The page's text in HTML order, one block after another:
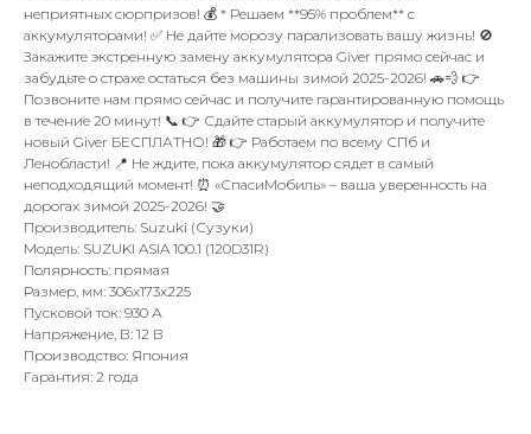
неприятных сюрпризов! 💰 * Решаем **95% проблем** с
аккумуляторами! ✅ Не дайте морозу парализовать вашу жизнь! 🚫
Закажите экстренную замену аккумулятора Giver прямо сейчас и
забудьте о страхе остаться без машины зимой 2025-2026! 🚗💨 👉
Позвоните нам прямо сейчас и получите гарантированную помощь
в течение 20 минут! 📞 👉 Сдайте старый аккумулятор и получите
новый Giver БЕСПЛАТНО! 🎁 👉 Работаем по всему СПб и
Ленобласти! 📍 Не ждите, пока аккумулятор сядет в самый
неподходящий момент! ⏰ «СпасиМобиль» – ваша уверенность на
дорогах зимой 2025-2026! 🤝
Производитель: Suzuki (Сузуки)
Модель: SUZUKI ASIA 100.1 (120D31R)
Полярность: прямая
Размер, мм: 306x173x225
Пусковой ток: 930 А
Напряжение, В: 12 В
Производство: Япония
Гарантия: 2 года